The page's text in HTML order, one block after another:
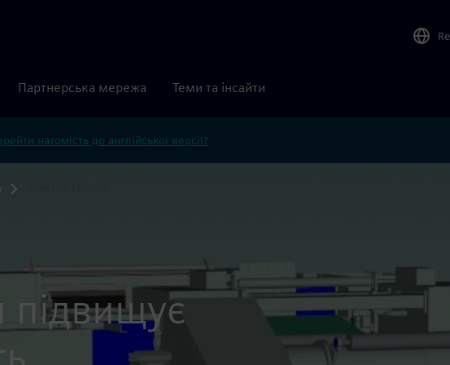
Партнерська мережа Теми та інсайти
натомість до англійської версії?